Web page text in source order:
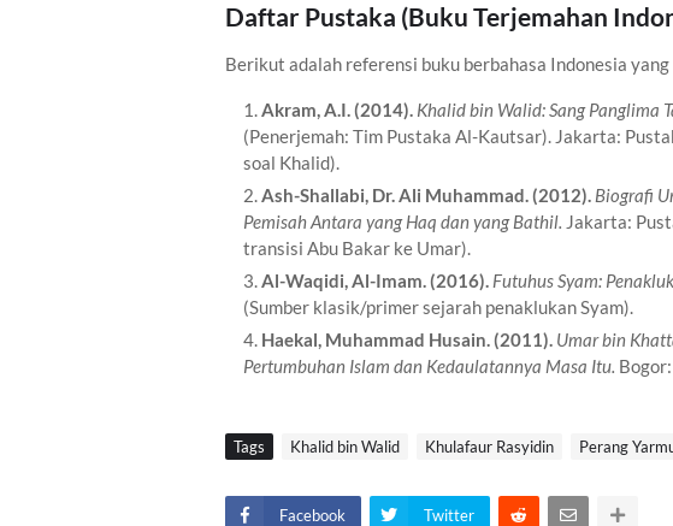
Daftar Pustaka (Buku Terjemahan
Berikut adalah referensi buku berbahasa Indonesia
Akram, A.I.(2014). Khalid bin Walid: Sang Panglima
(Penerjemah: Tim Pustaka Al-Kautsar). Jakarta:
soal Khalid).
Ash-Shallabi, Dr. Ali Muhammad.(2012). Biografi
Pemisah Antara yang Haq dan yang Bathil. Jakarta:
transisi Abu Bakar ke Umar).
Al-Waqidi, Al-Imam.(2016). Futuhus Syam:
(Sumber klasik/primer sejarah penaklukan Syam).
Haekal, Muhammad Husain.(2011). Umar bin
Pertumbuhan Islam dan Kedaulatannya Masa Itu.
Tags Khalid bin Walid Khulafaur Rasyidin Perang
Facebook Twitter